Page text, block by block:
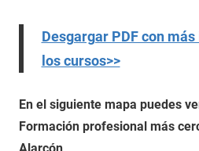
Desgargar PDF con
los cursos>>
En el siguiente mapa puedes
Formación profesional más